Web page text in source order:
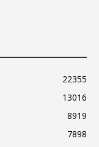
22355
13016
8919
7898